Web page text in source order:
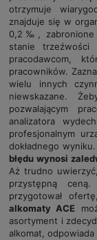
otrzymuje
znajduje się w
0,2‰, zabronione
stanie
pracodawcom,
pracowników.
wielu innych
niewskazane.
pozwalającym
analizatora
profesjonalnym
dokładnego
błędu wynosi
Aż trudno
przystępną
przygotował
alkomaty ACE
asortyment i
alkomat,